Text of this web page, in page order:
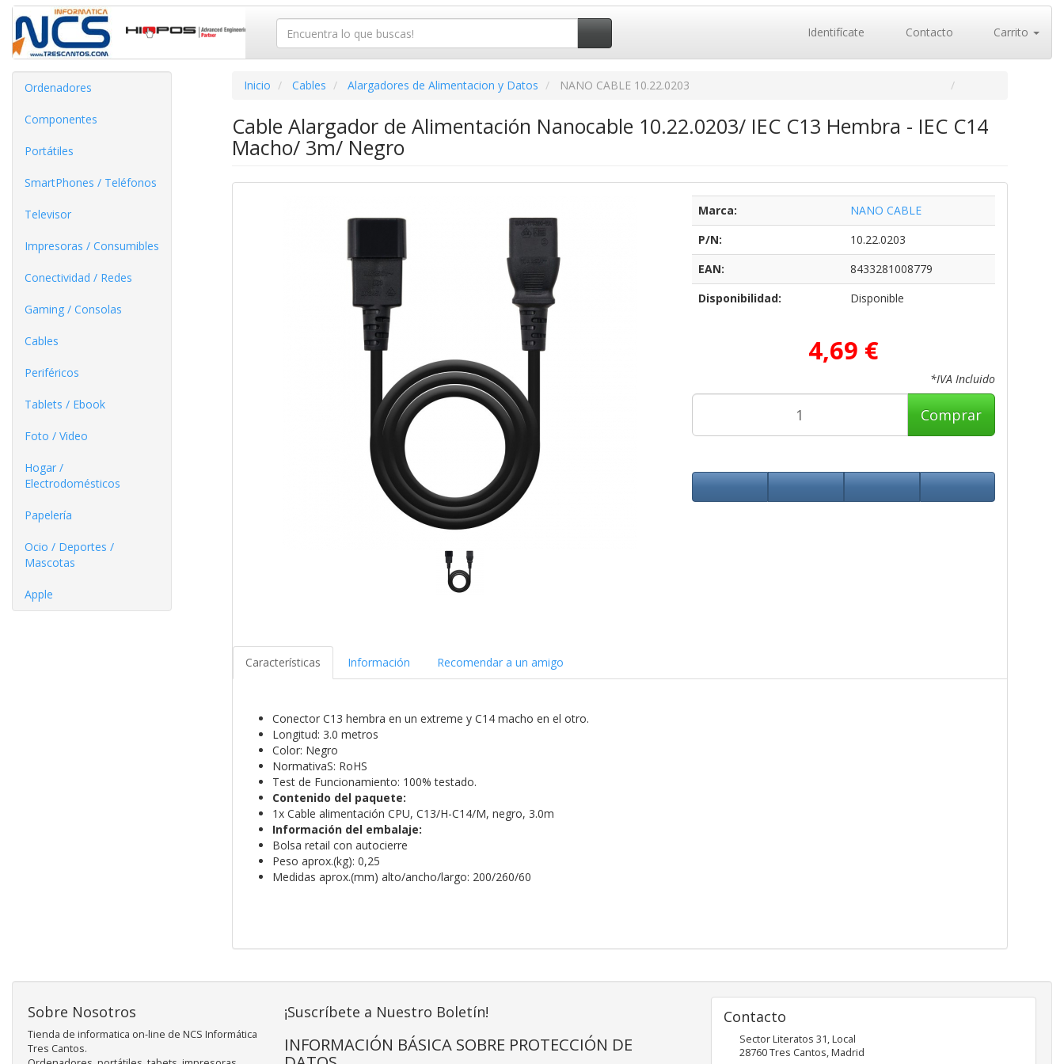
Identifícate Contacto Carrito
Ordenadores
Componentes
Portátiles
SmartPhones / Teléfonos
Televisor
Impresoras / Consumibles
Conectividad / Redes
Gaming / Consolas
Cables
Periféricos
Tablets / Ebook
Foto / Video
Hogar /
Electrodomésticos
Papelería
Ocio / Deportes /
Mascotas
Apple
Inicio Cables Alargadores de Alimentacion y Datos NANO CABLE 10.22.0203
Cable Alargador de Alimentación Nanocable 10.22.0203/ IEC C13 Hembra - IEC C14
Macho/ 3m/ Negro
Marca:
NANO CABLE
P/N:
10.22.0203
EAN:
8433281008779
Disponibilidad:
Disponible
4,69 €
*IVA Incluido
Comprar
Características Información Recomendar a un amigo
Conector C13 hembra en un extreme y C14 macho en el otro.
Longitud: 3.0 metros
Color: Negro
NormativaS: RoHS
Test de Funcionamiento: 100% testado.
Contenido del paquete:
1x Cable alimentación CPU, C13/H-C14/M, negro, 3.0m
Información del embalaje:
Bolsa retail con autocierre
Peso aprox.(kg): 0,25
Medidas aprox.(mm) alto/ancho/largo: 200/260/60
Sobre Nosotros
Tienda de informatica on-line de NCS Informática
Tres Cantos.
¡Suscríbete a Nuestro Boletín!
INFORMACIÓN BÁSICA SOBRE PROTECCIÓN DE
Contacto
Sector Literatos 31, Local
28760Tres Cantos,Madrid